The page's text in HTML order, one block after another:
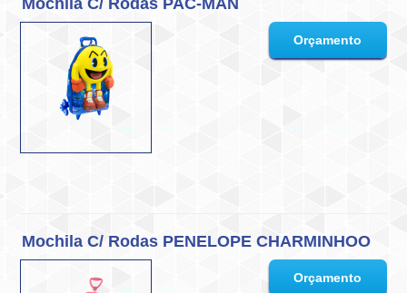
Mochila C/ Rodas PAC-MAN
Mochila C/ Rodas PENELOPE CHARMINHOO